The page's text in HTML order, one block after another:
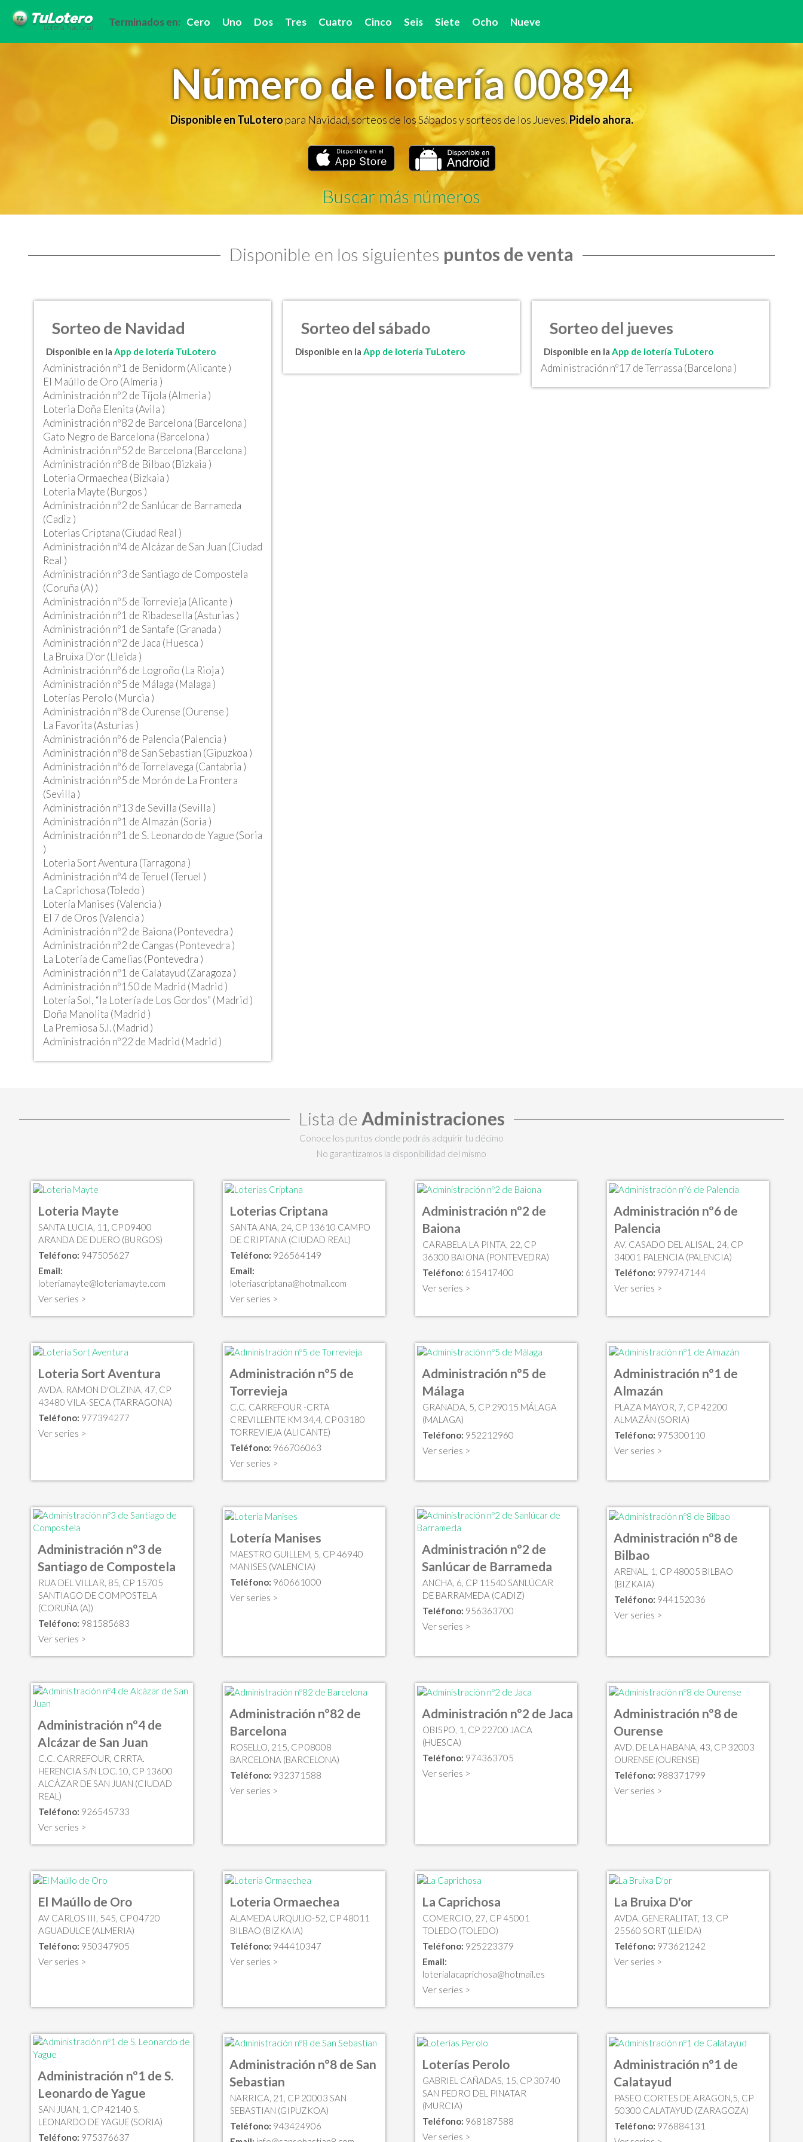
Terminados en: Cero Uno Dos Tres Cuatro Cinco Seis Siete Ocho Nueve
Número de lotería 00894
Disponible en TuLoteropara Navidad, sorteos de los Sábados y sorteos de los Jueves.Pidelo ahora.
Buscar más números
Disponible en los siguientes puntos de venta
Sorteo de Navidad
Disponible en la App de lotería TuLotero
Administración nº1 de Benidorm (Alicante )
El Maúllo de Oro (Almeria )
Administración nº2 de Tíjola (Almeria )
Loteria Doña Elenita (Avila )
Administración nº82 de Barcelona (Barcelona )
Gato Negro de Barcelona (Barcelona )
Administración nº52 de Barcelona (Barcelona )
Administración nº8 de Bilbao (Bizkaia )
Loteria Ormaechea (Bizkaia )
Loteria Mayte (Burgos )
Administración nº2 de Sanlúcar de Barrameda
(Cadiz )
Loterias Criptana (Ciudad Real )
Administración nº4 de Alcázar de San Juan (Ciudad
Real )
Administración nº3 de Santiago de Compostela
(Coruña (A) )
Administración nº5 de Torrevieja (Alicante )
Administración nº1 de Ribadesella (Asturias )
Administración nº1 de Santafe (Granada )
Administración nº2 de Jaca (Huesca )
La Bruixa D'or (Lleida )
Administración nº6 de Logroño (La Rioja )
Administración nº5 de Málaga (Malaga )
Loterías Perolo (Murcia )
Administración nº8 de Ourense (Ourense )
La Favorita (Asturias )
Administración nº6 de Palencia (Palencia )
Administración nº8 de San Sebastian (Gipuzkoa )
Administración nº6 de Torrelavega (Cantabria )
Administración nº5 de Morón de La Frontera
(Sevilla )
Administración nº13 de Sevilla (Sevilla )
Administración nº1 de Almazán (Soria )
Administración nº1 de S. Leonardo de Yague (Soria
)
Loteria Sort Aventura (Tarragona )
Administración nº4 de Teruel (Teruel )
La Caprichosa (Toledo )
Lotería Manises (Valencia )
El 7 de Oros (Valencia )
Administración nº2 de Baiona (Pontevedra )
Administración nº2 de Cangas (Pontevedra )
La Lotería de Camelias (Pontevedra )
Administración nº1 de Calatayud (Zaragoza )
Administración nº150 de Madrid (Madrid )
Lotería Sol, “la Lotería de Los Gordos” (Madrid )
Doña Manolita (Madrid )
La Premiosa S.l. (Madrid )
Administración nº22 de Madrid (Madrid )
Sorteo del sábado
Disponible en la App de lotería TuLotero
Sorteo del jueves
Disponible en laApp de lotería TuLotero
Administración nº17 de Terrassa (Barcelona )
Lista de Administraciones
Conoce los puntos donde podrás adquirir tu décimo
No garantizamos la disponibilidad del mismo
Loteria Mayte
SANTA LUCIA, 11, CP 09400
ARANDA DE DUERO (BURGOS)
Teléfono: 947505627
Email:
loteriamayte@loteriamayte.com
Ver series >
Loterias Criptana
SANTA ANA, 24, CP 13610 CAMPO
DE CRIPTANA (CIUDAD REAL)
Teléfono: 926564149
Email:
loteriascriptana@hotmail.com
Ver series >
Administración nº2 de
Baiona
CARABELA LA PINTA, 22, CP
36300 BAIONA (PONTEVEDRA)
Teléfono: 615417400
Ver series >
Administración nº6 de
Palencia
AV. CASADO DEL ALISAL, 24, CP
34001 PALENCIA (PALENCIA)
Teléfono: 979747144
Ver series >
Loteria Sort Aventura
AVDA. RAMON D'OLZINA, 47, CP
43480 VILA-SECA (TARRAGONA)
Teléfono: 977394277
Ver series >
Administración nº5 de
Torrevieja
C.C. CARREFOUR -CRTA
CREVILLENTE KM 34,4, CP 03180
TORREVIEJA (ALICANTE)
Teléfono: 966706063
Ver series >
Administración nº5 de
Málaga
GRANADA, 5, CP 29015 MÁLAGA
(MALAGA)
Teléfono: 952212960
Ver series >
Administración nº1 de
Almazán
PLAZA MAYOR, 7, CP 42200
ALMAZÁN (SORIA)
Teléfono: 975300110
Ver series >
Administración nº3 de
Santiago de Compostela
RUA DEL VILLAR, 85, CP 15705
SANTIAGO DE COMPOSTELA
(CORUÑA (A))
Teléfono: 981585683
Ver series >
Lotería Manises
MAESTRO GUILLEM, 5, CP 46940
MANISES (VALENCIA)
Teléfono: 960661000
Ver series >
Administración nº2 de
Sanlúcar de Barrameda
ANCHA, 6, CP 11540 SANLÚCAR
DE BARRAMEDA (CADIZ)
Teléfono: 956363700
Ver series >
Administración nº8 de
Bilbao
ARENAL, 1, CP 48005 BILBAO
(BIZKAIA)
Teléfono: 944152036
Ver series >
Administración nº4 de
Alcázar de San Juan
C.C. CARREFOUR, CRRTA.
HERENCIA S/N LOC.10, CP 13600
ALCÁZAR DE SAN JUAN (CIUDAD
REAL)
Teléfono: 926545733
Ver series >
Administración nº82 de
Barcelona
ROSELLO, 215, CP 08008
BARCELONA (BARCELONA)
Teléfono: 932371588
Ver series >
Administración nº2 de Jaca
OBISPO, 1, CP 22700 JACA
(HUESCA)
Teléfono: 974363705
Ver series >
Administración nº8 de
Ourense
AVD. DE LA HABANA, 43, CP 32003
OURENSE (OURENSE)
Teléfono: 988371799
Ver series >
El Maúllo de Oro
AV CARLOS III, 545, CP 04720
AGUADULCE (ALMERIA)
Teléfono: 950347905
Ver series >
Loteria Ormaechea
ALAMEDA URQUIJO-52, CP 48011
BILBAO (BIZKAIA)
Teléfono: 944410347
Ver series >
La Caprichosa
COMERCIO, 27, CP 45001
TOLEDO (TOLEDO)
Teléfono: 925223379
Email:
loterialacaprichosa@hotmail.es
Ver series >
La Bruixa D'or
AVDA. GENERALITAT, 13, CP
25560 SORT (LLEIDA)
Teléfono: 973621242
Ver series >
Administración nº1 de S.
Leonardo de Yague
SAN JUAN, 1, CP 42140 S.
LEONARDO DE YAGUE (SORIA)
Teléfono: 975376637
Administración nº8 de San
Sebastian
NARRICA, 21, CP 20003 SAN
SEBASTIAN (GIPUZKOA)
Teléfono: 943424906
Loterías Perolo
GABRIEL CAÑADAS, 15, CP 30740
SAN PEDRO DEL PINATAR
(MURCIA)
Teléfono: 968187588
Ver series >
Administración nº1 de
Calatayud
PASEO CORTES DE ARAGON,5, CP
50300 CALATAYUD (ZARAGOZA)
Teléfono: 976884131